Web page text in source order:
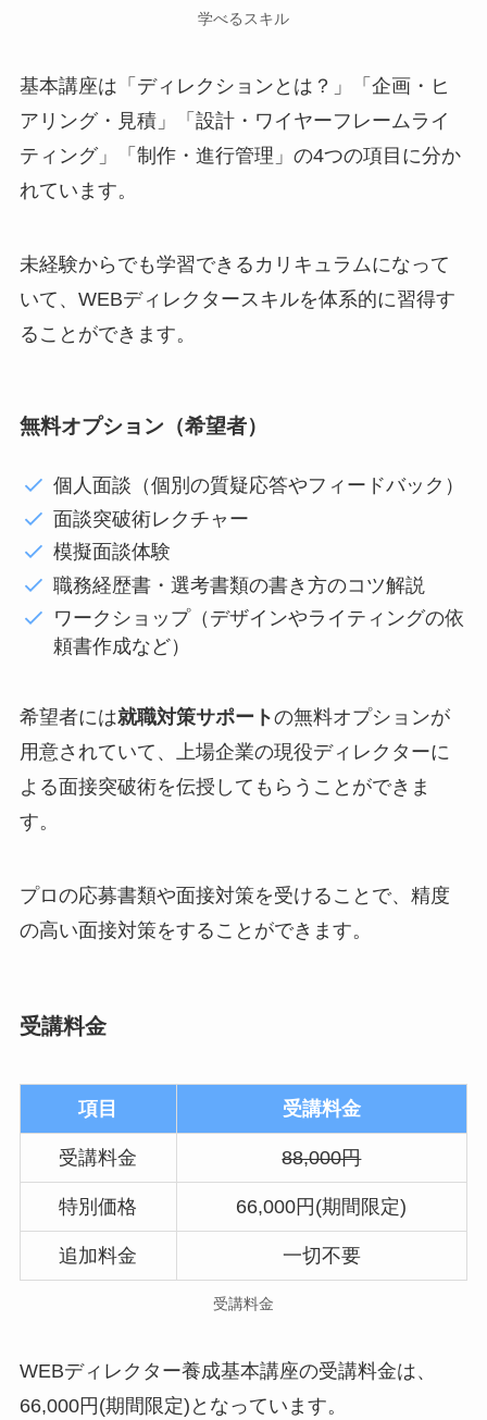
学べるスキル
基本講座は「ディレクションとは？」「企画・ヒ
アリング・見積」「設計・ワイヤーフレームライ
ティング」「制作・進行管理」の4つの項目に分か
れています。
未経験からでも学習できるカリキュラムになって
いて、WEBディレクタースキルを体系的に習得す
ることができます。
無料オプション（希望者）
個人面談（個別の質疑応答やフィードバック）
面談突破術レクチャー
模擬面談体験
職務経歴書・選考書類の書き方のコツ解説
ワークショップ（デザインやライティングの依
頼書作成など）
希望者には就職対策サポートの無料オプションが
用意されていて、上場企業の現役ディレクターに
よる面接突破術を伝授してもらうことができま
す。
プロの応募書類や面接対策を受けることで、精度
の高い面接対策をすることができます。
受講料金
項目 受講料金
受講料金 88,000円
特別価格 66,000円(期間限定)
追加料金 一切不要
受講料金
WEBディレクター養成基本講座の受講料金は、
66,000円(期間限定)となっています。